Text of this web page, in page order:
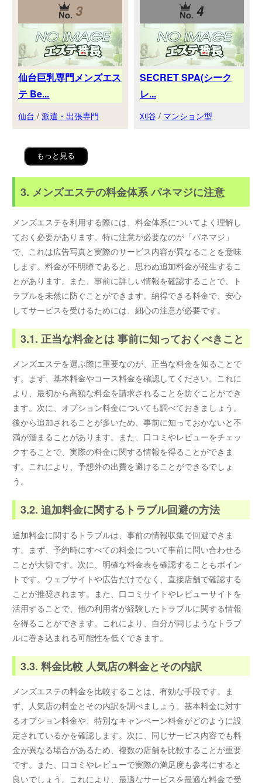
3
仙台巨乳専門メンズエス
テ Be...
仙台 /派遣・出張専門
4
SECRET SPA(シーク
レ...
刈谷 / マンション型
もっと見る
3. メンズエステの料金体系 パネマジに注意
メンズエステを利用する際には、料金体系についてよく理解し
ておく必要があります。特に注意が必要なのが「パネマジ」
で、これは広告写真と実際のサービス内容が異なることを意味
します。料金が不明瞭であると、思わぬ追加料金が発生するこ
とがあります。また、事前に詳しい情報を確認することで、ト
ラブルを未然に防ぐことができます。納得できる料金で、安心
してサービスを受けるためには、細心の注意が必要です。
3.1. 正当な料金とは 事前に知っておくべきこと
メンズエステを選ぶ際に重要なのが、正当な料金を知ることで
す。まず、基本料金やコース料金を確認してください。これに
より、最初から高額な料金を請求されることを防ぐことができ
ます。次に、オプション料金についても調べておきましょう。
後から追加されることが多いため、事前に知っておかないと不
満が溜まることがあります。また、口コミやレビューをチェッ
クすることで、実際の料金に関する情報を得ることができま
す。これにより、予想外の出費を避けることができるでしょ
う。
3.2. 追加料金に関するトラブル回避の方法
追加料金に関するトラブルは、事前の情報収集で回避できま
す。まず、予約時にすべての料金について事前に問い合わせる
ことが大切です。次に、明確な料金表を確認することもポイン
トです。ウェブサイトや広告だけでなく、直接店舗で確認する
ことが推奨されます。また、口コミサイトやレビューサイトを
活用することで、他の利用者が経験したトラブルに関する情報
を得ることができます。これにより、自分が同じようなトラブ
ルに巻き込まれる可能性を低くできます。
3.3. 料金比較 人気店の料金とその内訳
メンズエステの料金を比較することは、有効な手段です。ま
ず、人気店の料金とその内訳を調べましょう。基本料金に対す
るオプション料金や、特別なキャンペーン料金がどのように設
定されているかを確認します。次に、同じサービス内容でも料
金が異なる場合があるため、複数の店舗を比較することが重要
です。また、口コミやレビューで実際の満足度も参考にすると
良いでしょう。これにより、最適なサービスを最適な料金で受